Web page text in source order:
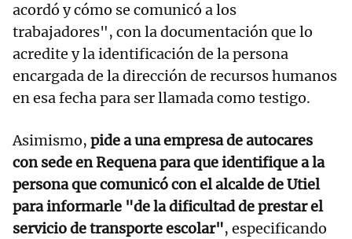
acordó y cómo se comunicó a los
trabajadores", con la documentación que lo
acredite y la identificación de la persona
encargada de la dirección de recursos humanos
en esa fecha para ser llamada como testigo.
Asimismo, pide a una empresa de autocares
con sede en Requena para que identifique a la
persona que comunicó con el alcalde de Utiel
para informarle "de la dificultad de prestar el
servicio de transporte escolar", especificando